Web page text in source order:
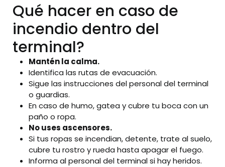
Qué hacer en caso de
incendio dentro del
terminal?
Mantén la calma.
Identifica las rutas de evacuación.
Sigue las instrucciones del personal del terminal
o guardias.
En caso de humo, gatea y cubre tu boca con un
paño o ropa.
No uses ascensores.
Si tus ropas se incendian, detente, trate al suelo,
cubre tu rostro y rueda hasta apagar el fuego.
Informa al personal del terminal si hay heridos.